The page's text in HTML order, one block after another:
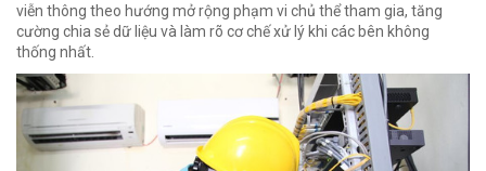
viễn thông theo hướng mở rộng phạm vi chủ thể tham gia, tăng
cường chia sẻ dữ liệu và làm rõ cơ chế xử lý khi các bên không
thống nhất.